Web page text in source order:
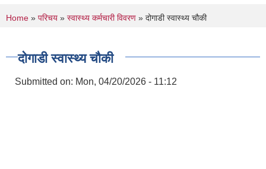
You are here
Home » परिचय » स्वास्थ्य कर्मचारी विवरण » दोगाडी स्वास्थ्य चौकी
दोगाडी स्वास्थ्य चौकी
Submitted on: Mon, 04/20/2026 - 11:12